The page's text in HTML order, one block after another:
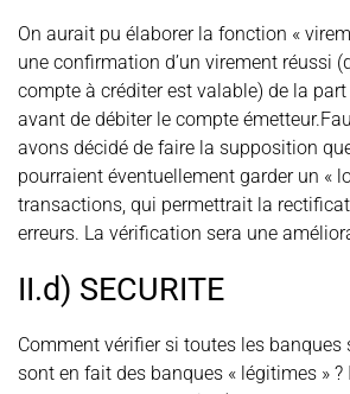
On aurait pu élaborer la fonction «
une confirmation d’un virement réussi
compte à créditer est valable) de la part
avant de débiter le compte
avons décidé de faire la supposition
pourraient éventuellement garder un «
transactions, qui permettrait la
erreurs. La vérification sera une
II.d) SECURITE
Comment vérifier si toutes les banques
sont en fait des banques « légitimes »